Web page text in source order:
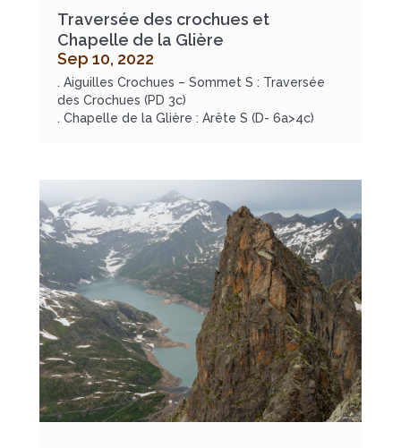
Traversée des crochues et
Chapelle de la Glière
Sep 10, 2022
. Aiguilles Crochues – Sommet S : Traversée
des Crochues (PD 3c)
. Chapelle de la Glière : Arête S (D- 6a>4c)